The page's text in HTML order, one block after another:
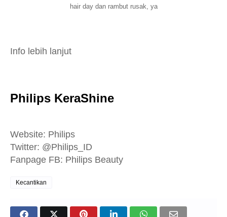
hair day dan rambut rusak, ya
Info lebih lanjut
Philips KeraShine
Website: Philips
Twitter: @Philips_ID
Fanpage FB: Philips Beauty
Kecantikan